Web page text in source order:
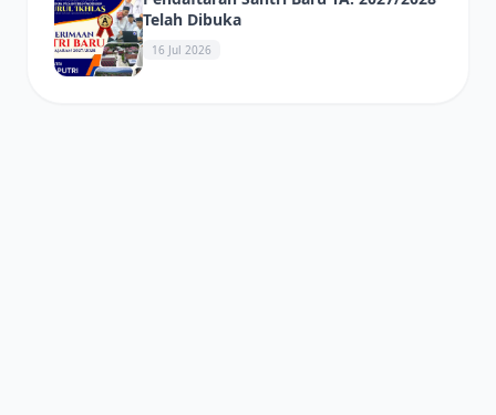
Telah Dibuka
16 Jul 2026